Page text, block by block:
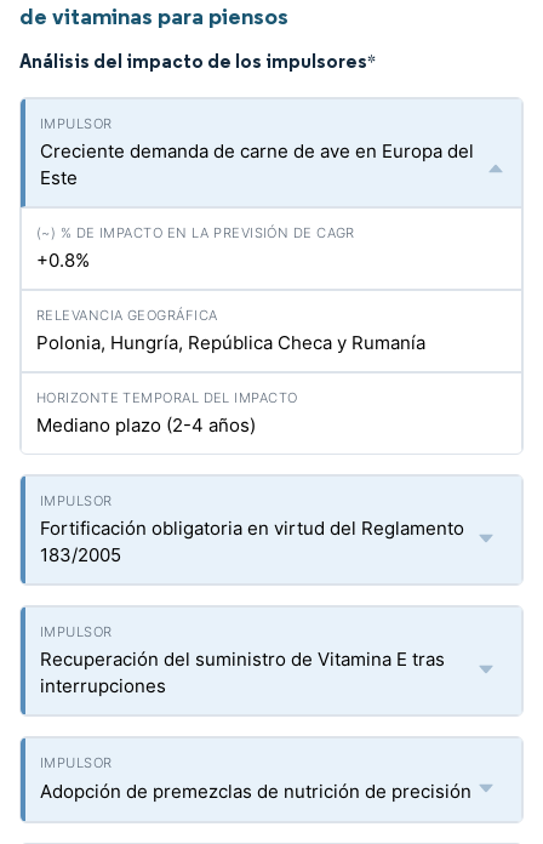
de vitaminas para piensos
Análisis del impacto de los impulsores*
Creciente demanda de carne de ave en Europa del
Este
+0.8%
Polonia, Hungría, República Checa y Rumanía
Mediano plazo (2-4 años)
Fortificación obligatoria en virtud del Reglamento
183/2005
Recuperación del suministro de Vitamina E tras
interrupciones
Adopción de premezclas de nutrición de precisión